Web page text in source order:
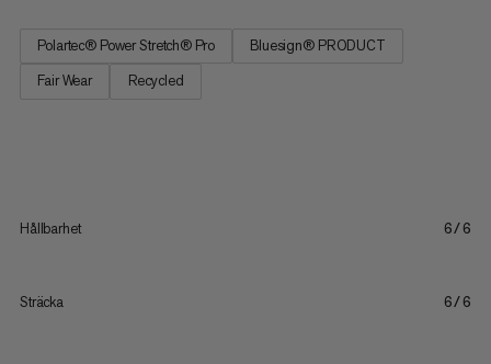
Polartec® Power Stretch® Pro
Bluesign® PRODUCT
Fair Wear
Recycled
Hållbarhet 6/6
Sträcka 6/6